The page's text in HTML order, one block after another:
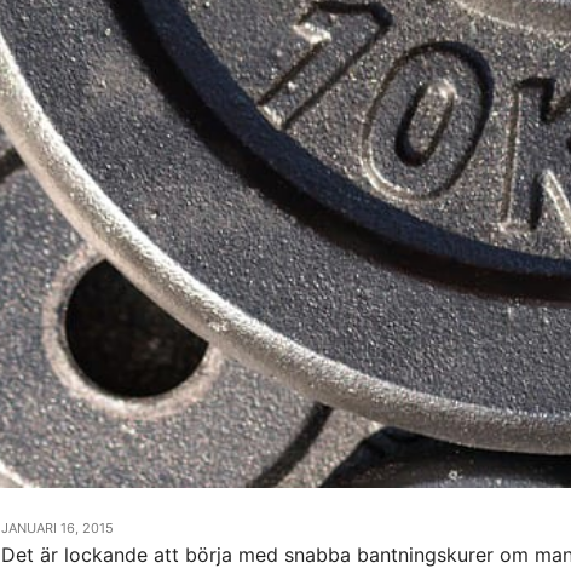
JANUARI 16, 2015
Det är lockande att börja med snabba bantningskurer om